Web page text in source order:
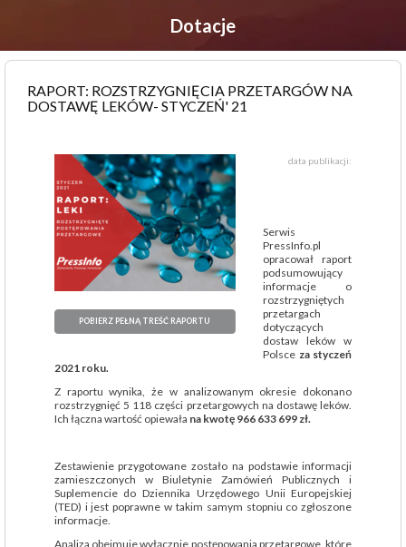
Dotacje
RAPORT: ROZSTRZYGNIĘCIA PRZETARGÓW NA
DOSTAWĘ LEKÓW- STYCZEŃ' 21
POBIERZ PEŁNĄ TREŚĆ RAPORTU
data publikacji:
Serwis
PressInfo.pl
opracował raport
podsumowujący
informacje o
rozstrzygniętych
przetargach
dotyczących
dostaw leków w
Polsce za styczeń
2021 roku.
Z raportu wynika, że w analizowanym okresie dokonano
rozstrzygnięć 5 118 części przetargowych na dostawę leków.
Ich łączna wartość opiewała na kwotę 966 633 699 zł.
Zestawienie przygotowane zostało na podstawie informacji
zamieszczonych w Biuletynie Zamówień Publicznych i
Suplemencie do Dziennika Urzędowego Unii Europejskiej
(TED) i jest poprawne w takim samym stopniu co zgłoszone
informacje.
Analiza obejmuje wyłącznie postępowania przetargowe, które